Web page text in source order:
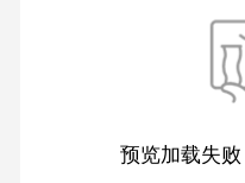
预览加载失